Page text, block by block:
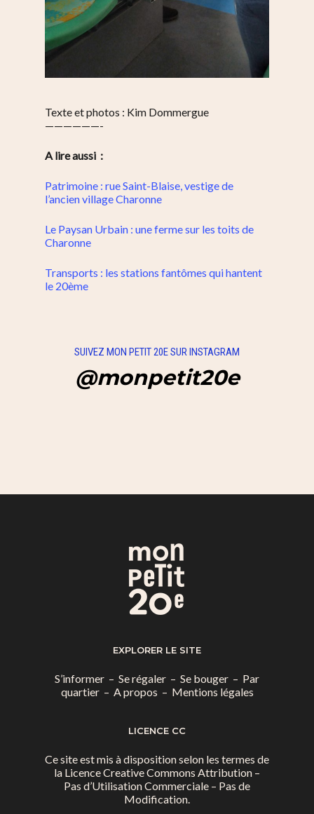
Texte et photos : Kim Dommergue
——————-
A lire aussi :
Patrimoine : rue Saint-Blaise, vestige de
l’ancien village Charonne
Le Paysan Urbain : une ferme sur les toits de
Charonne
Transports : les stations fantômes qui hantent
le 20ème
SUIVEZ MON PETIT 20E SUR INSTAGRAM
@monpetit20e
EXPLORER LE SITE
S’informer – Se régaler – Se bouger – Par
quartier– A propos – Mentions légales
LICENCE CC
Ce site est mis à disposition selon les termes de
la Licence Creative Commons Attribution –
Pas d’Utilisation Commerciale – Pas de
Modification.